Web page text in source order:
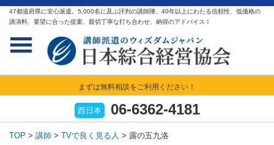
47都道府県に安心派遣。5,000名に及ぶ評判の講師陣、40年以上にわたる信頼性、低価格の
講演料、要望に合った提案、親切丁寧な打ち合わせ、納得のアドバイス！
まずは無料相談をご利用ください！
西日本 06-6362-4181
TOP > 講師 > TVで良く見る人 > 露の五九洛